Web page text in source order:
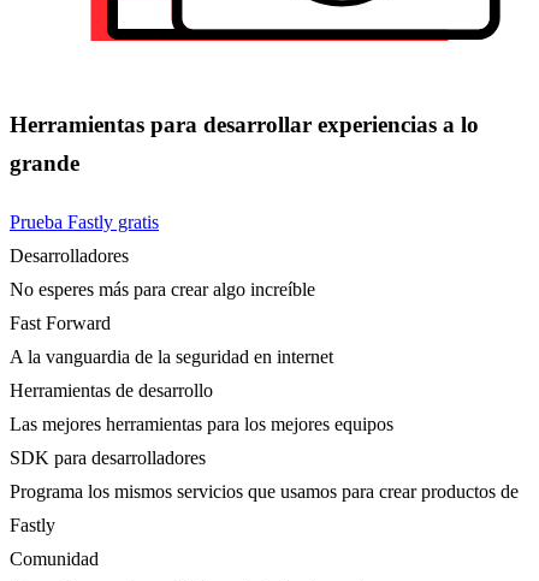
Herramientas para desarrollar experiencias a lo
grande
Prueba Fastly gratis
Desarrolladores
No esperes más para crear algo increíble
Fast Forward
A la vanguardia de la seguridad en internet
Herramientas de desarrollo
Las mejores herramientas para los mejores equipos
SDK para desarrolladores
Programa los mismos servicios que usamos para crear productos de
Fastly
Comunidad